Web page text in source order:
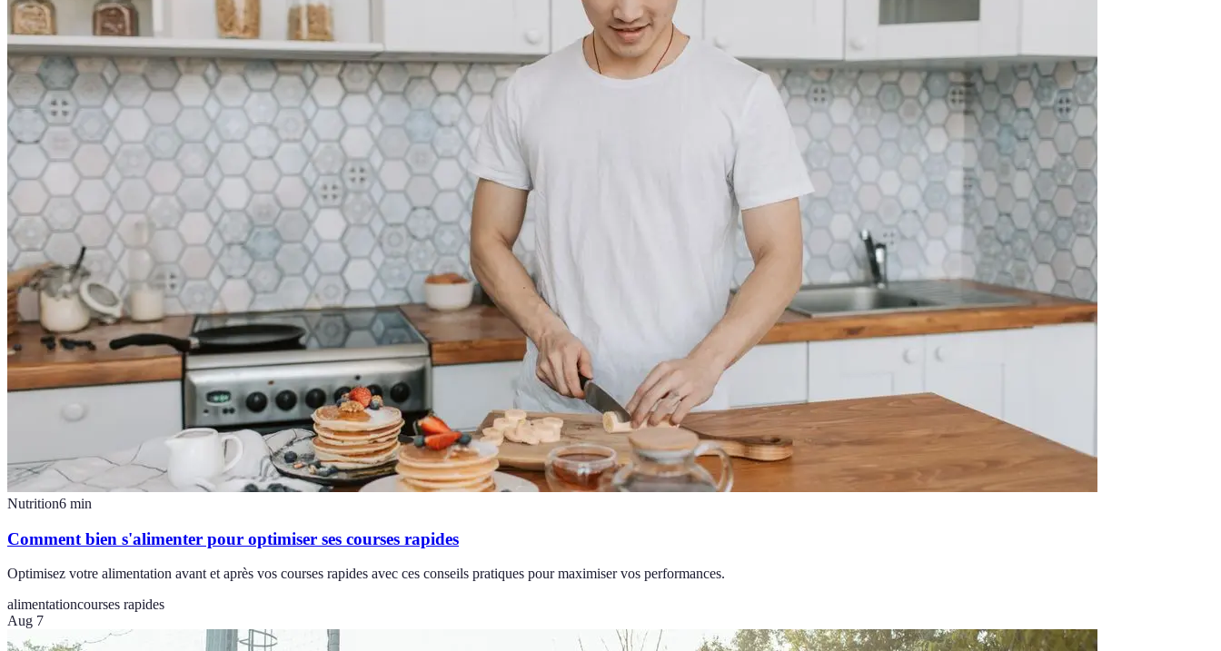
Nutrition6 min
Comment bien s'alimenter pour optimiser ses courses rapides
Optimisez votre alimentation avant et après vos courses rapides avec ces conseils pratiques pour maximiser vos performances.
alimentationcourses rapides
Aug 7